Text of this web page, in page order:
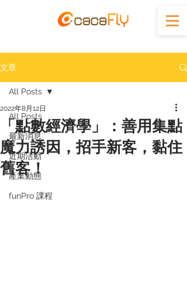
文章
All Posts
最新消息
近期活動
產業動態
funPro 課程
All Posts
「點數經濟學」：善用集點
魔力誘因，招手新客，黏住
舊客！
2022年8月12日